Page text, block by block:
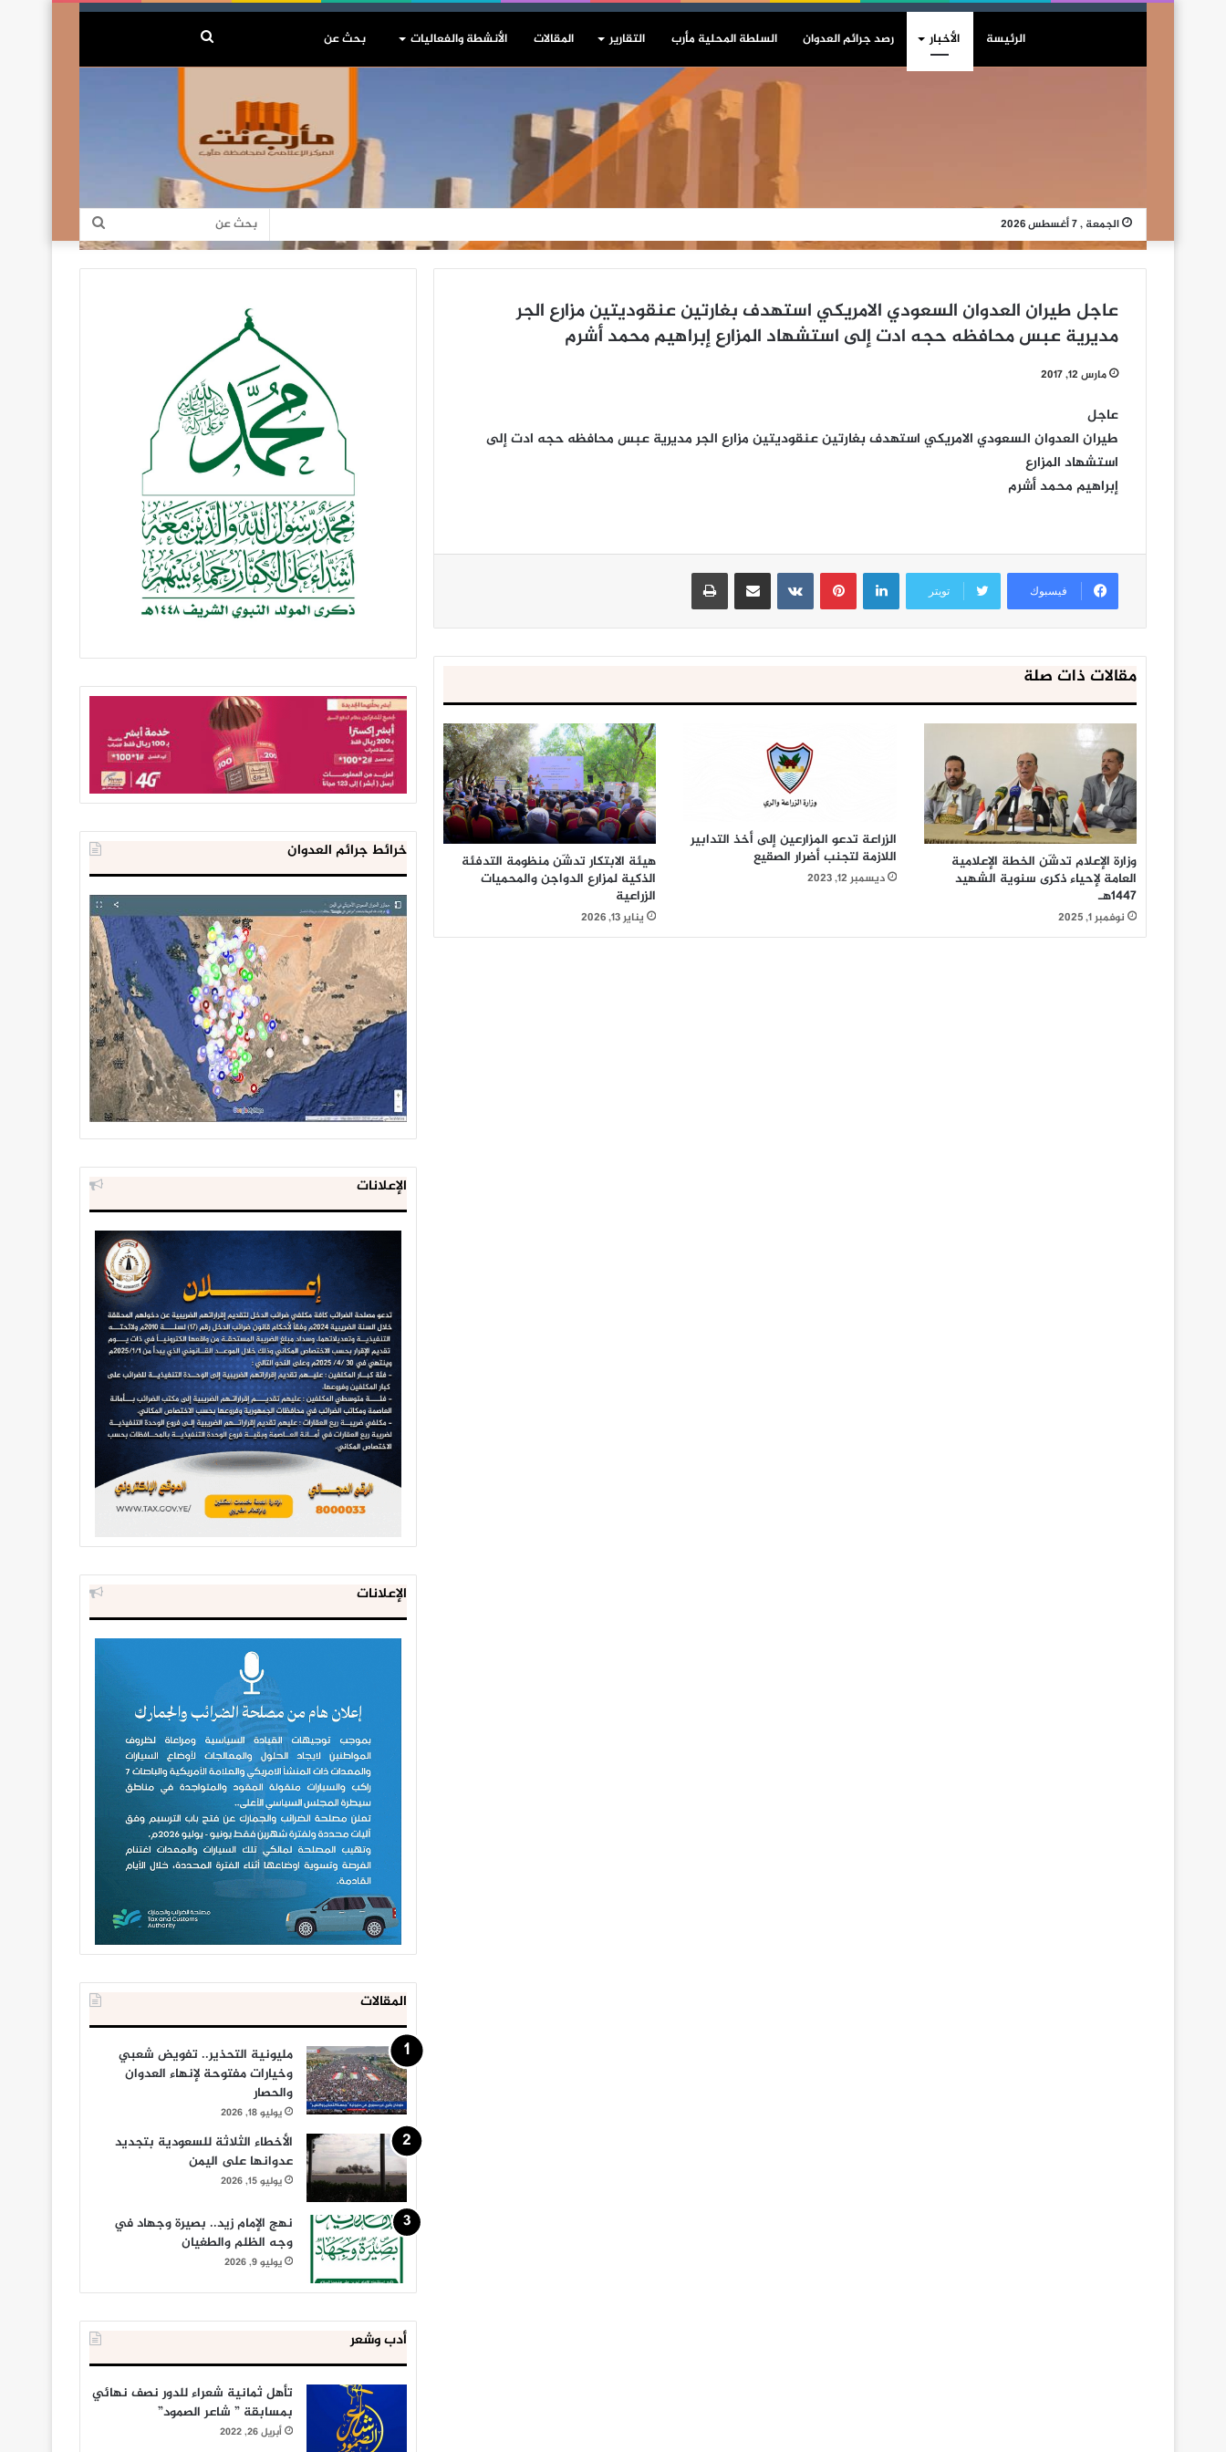
الرئيسة الأخبار رصد جرائم العدوان السلطة المحلية مأرب التقارير المقالات الأنشطة والفعاليات بحث
الجمعة , 7 أغسطس 2026
بحث
عن
عاجل طيران العدوان السعودي الامريكي استهدف بغارتين عنقوديتين مزارع الجر
مديرية عبس محافظه حجه ادت إلى استشهاد المزارع إبراهيم محمد أشرم
مارس 12, 2017
عاجل
طيران العدوان السعودي الامريكي استهدف بغارتين عنقوديتين مزارع الجر مديرية عبس محافظه حجه ادت إلى
استشهاد المزارع
إبراهيم محمد أشرم
فيسبوك تويتر
لينكدإنبينتيريست مشاركة عبر البريد طباعة
مقالات ذات صلة
وزارة الإعلام تدشّن الخطة الإعلامية
العامة لإحياء ذكرى سنوية الشهيد
1447هـ
نوفمبر 1, 2025
الزراعة تدعو المزارعين إلى أخذ التدابير
اللازمة لتجنب أضرار الصقيع
ديسمبر 12, 2023
هيئة الابتكار تدشّن منظومة التدفئة
الذكية لمزارع الدواجن والمحميات
الزراعية
يناير 13, 2026
خرائط جرائم العدوان
الإعلانات
الإعلانات
المقالات
مليونية التحذير.. تفويض شعبي
وخيارات مفتوحة لإنهاء العدوان
والحصار
يوليو 18, 2026
الأخطاء الثلاثة للسعودية بتجديد
عدوانها على اليمن
يوليو 15, 2026
نهج الإمام زيد.. بصيرة وجهاد في
وجه الظلم والطغيان
يوليو 9, 2026
أدب وشعر
تأهل ثمانية شعراء للدور نصف نهائي
بمسابقة ” شاعر الصمود”
أبريل 26, 2022